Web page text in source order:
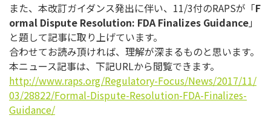
また、本改訂ガイダンス発出に伴い、11/3付のRAPSが「F
ormal Dispute Resolution: FDA Finalizes Guidance」
と題して記事に取り上げています。
合わせてお読み頂ければ、理解が深まるものと思います。
本ニュース記事は、下記URLから閲覧できます。
http://www.raps.org/Regulatory-Focus/News/2017/11/
03/28822/Formal-Dispute-Resolution-FDA-Finalizes-
Guidance/